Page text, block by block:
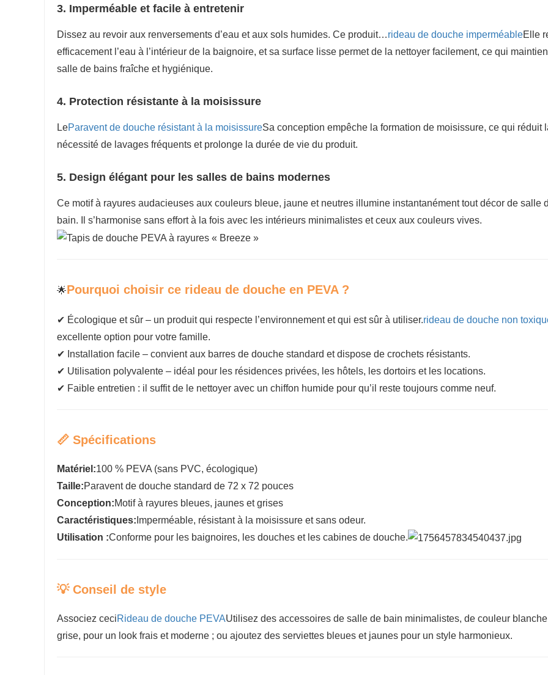
3. Imperméable et facile à entretenir
Dissez au revoir aux renversements d’eau et aux sols humides. Ce produit…rideau de douche imperméableElle
efficacement l’eau à l’intérieur de la baignoire, et sa surface lisse permet de la nettoyer facilement, ce qui
salle de bains fraîche et hygiénique.
4. Protection résistante à la moisissure
LeParavent de douche résistant à la moisissureSa conception empêche la formation de moisissure, ce qui réduit
nécessité de lavages fréquents et prolonge la durée de vie du produit.
5. Design élégant pour les salles de bains modernes
Ce motif à rayures audacieuses aux couleurs bleue, jaune et neutres illumine instantanément tout décor de salle
bain. Il s’harmonise sans effort à la fois avec les intérieurs minimalistes et ceux aux couleurs vives.
🌟Pourquoi choisir ce rideau de douche en PEVA ?
✔ Écologique et sûr – un produit qui respecte l’environnement et qui est sûr à utiliser.rideau de douche non
excellente option pour votre famille.
✔ Installation facile – convient aux barres de douche standard et dispose de crochets résistants.
✔ Utilisation polyvalente – idéal pour les résidences privées, les hôtels, les dortoirs et les locations.
✔ Faible entretien : il suffit de le nettoyer avec un chiffon humide pour qu’il reste toujours comme neuf.
📏 Spécifications
Matériel:100 % PEVA (sans PVC, écologique)
Taille:Paravent de douche standard de 72 x 72 pouces
Conception:Motif à rayures bleues, jaunes et grises
Caractéristiques: Imperméable, résistant à la moisissure et sans odeur.
Utilisation :Conforme pour les baignoires, les douches et les cabines de douche.
💡 Conseil de style
Associez ceciRideau de douche PEVAUtilisez des accessoires de salle de bain minimalistes, de couleur
grise, pour un look frais et moderne ; ou ajoutez des serviettes bleues et jaunes pour un style harmonieux.